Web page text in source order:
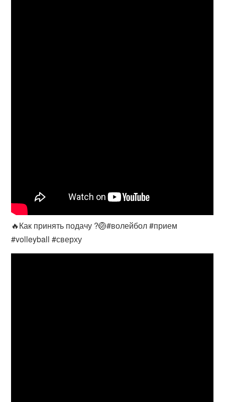
🔥Как принять подачу ?🏐#волейбол #прием
#volleyball #сверху